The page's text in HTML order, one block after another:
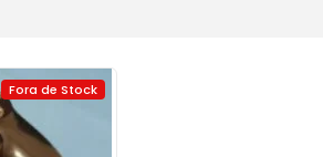
Fora de Stock